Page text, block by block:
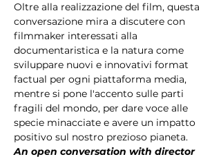
Oltre alla realizzazione del film, questa
conversazione mira a discutere con
filmmaker interessati alla
documentaristica e la natura come
sviluppare nuovi e innovativi format
factual per ogni piattaforma media,
mentre si pone l'accento sulle parti
fragili del mondo, per dare voce alle
specie minacciate e avere un impatto
positivo sul nostro prezioso pianeta.
An open conversation with director